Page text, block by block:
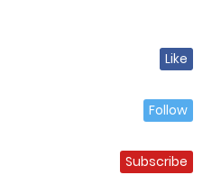
Like
Follow
Subscribe